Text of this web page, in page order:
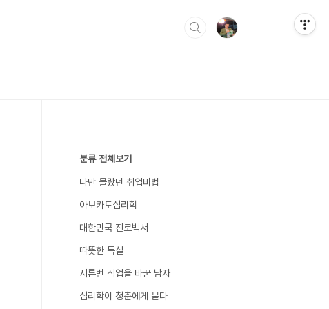
분류 전체보기
나만 몰랐던 취업비법
아보카도심리학
대한민국 진로백서
따뜻한 독설
서른번 직업을 바꾼 남자
심리학이 청춘에게 묻다